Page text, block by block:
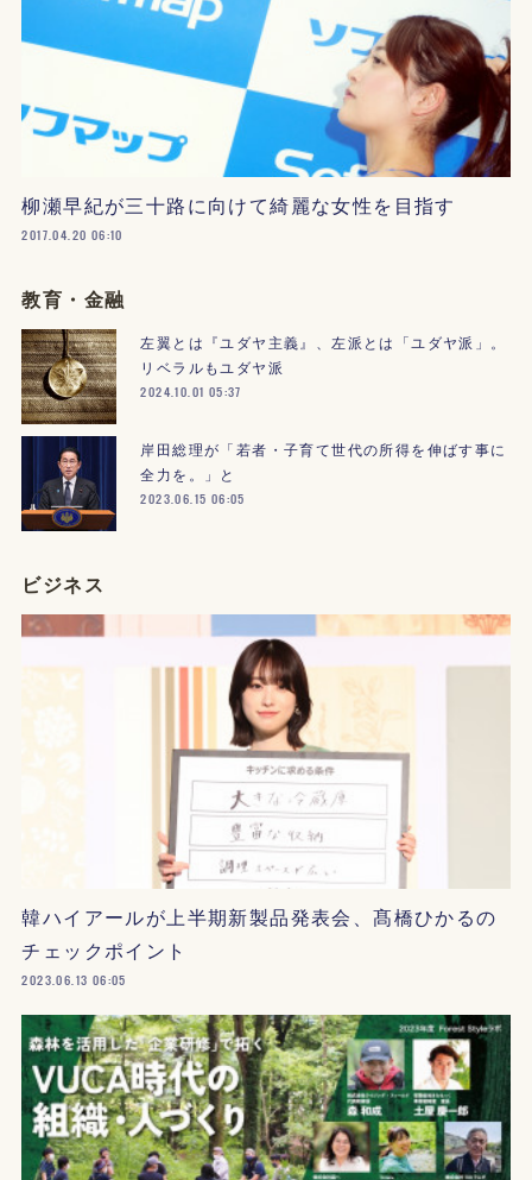
柳瀬早紀が三十路に向けて綺麗な女性を目指す
2017.04.20 06:10
教育・金融
左翼とは『ユダヤ主義』、左派とは「ユダヤ派」。
リベラルもユダヤ派
2024.10.01 05:37
岸田総理が「若者・子育て世代の所得を伸ばす事に
全力を。」と
2023.06.15 06:05
ビジネス
韓ハイアールが上半期新製品発表会、髙橋ひかるの
チェックポイント
2023.06.13 06:05